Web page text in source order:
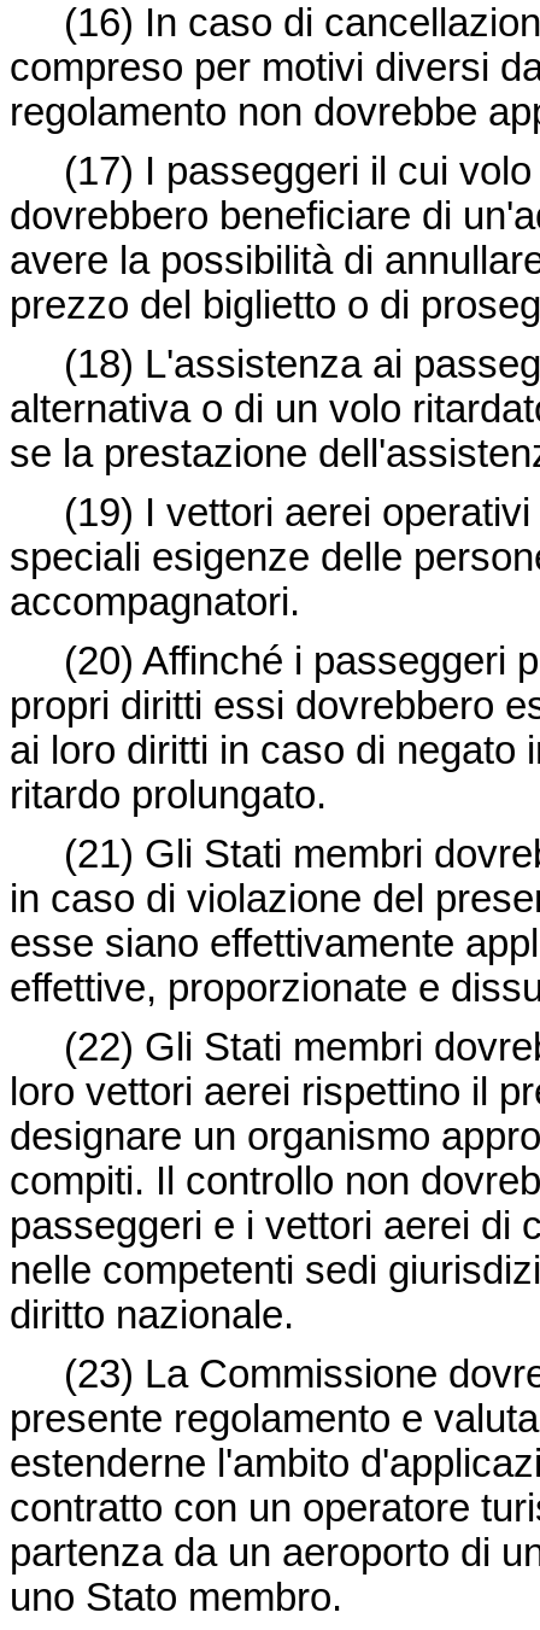
(16) In caso di
compreso per motivi diversi
regolamento non dovrebbe
(17) I passeggeri il cui
dovrebbero beneficiare di
avere la possibilità di
prezzo del biglietto o di
(18) L'assistenza ai
alternativa o di un volo
se la prestazione
(19) I vettori aerei
speciali esigenze delle
accompagnatori.
(20) Affinché i passeggeri
propri diritti essi dovrebbero
ai loro diritti in caso di negato
ritardo prolungato.
(21) Gli Stati membri
in caso di violazione del
esse siano effettivamente
effettive, proporzionate e
(22) Gli Stati membri
loro vettori aerei rispettino il
designare un organismo
compiti. Il controllo non
passeggeri e i vettori aerei di
nelle competenti sedi
diritto nazionale.
(23) La Commissione
presente regolamento e
estenderne l'ambito
contratto con un operatore
partenza da un aeroporto di
uno Stato membro.